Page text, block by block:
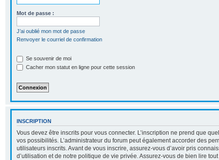
Mot de passe :
J’ai oublié mon mot de passe
Renvoyer le courriel de confirmation
Se souvenir de moi
Cacher mon statut en ligne pour cette session
INSCRIPTION
Vous devez être inscrits pour vous connecter. L’inscription ne prend que
vos possibilités. L’administrateur du forum peut également accorder des
utilisateurs inscrits. Avant de vous inscrire, assurez-vous d’avoir pris
d’utilisation et de notre politique de vie privée. Assurez-vous de bien lire